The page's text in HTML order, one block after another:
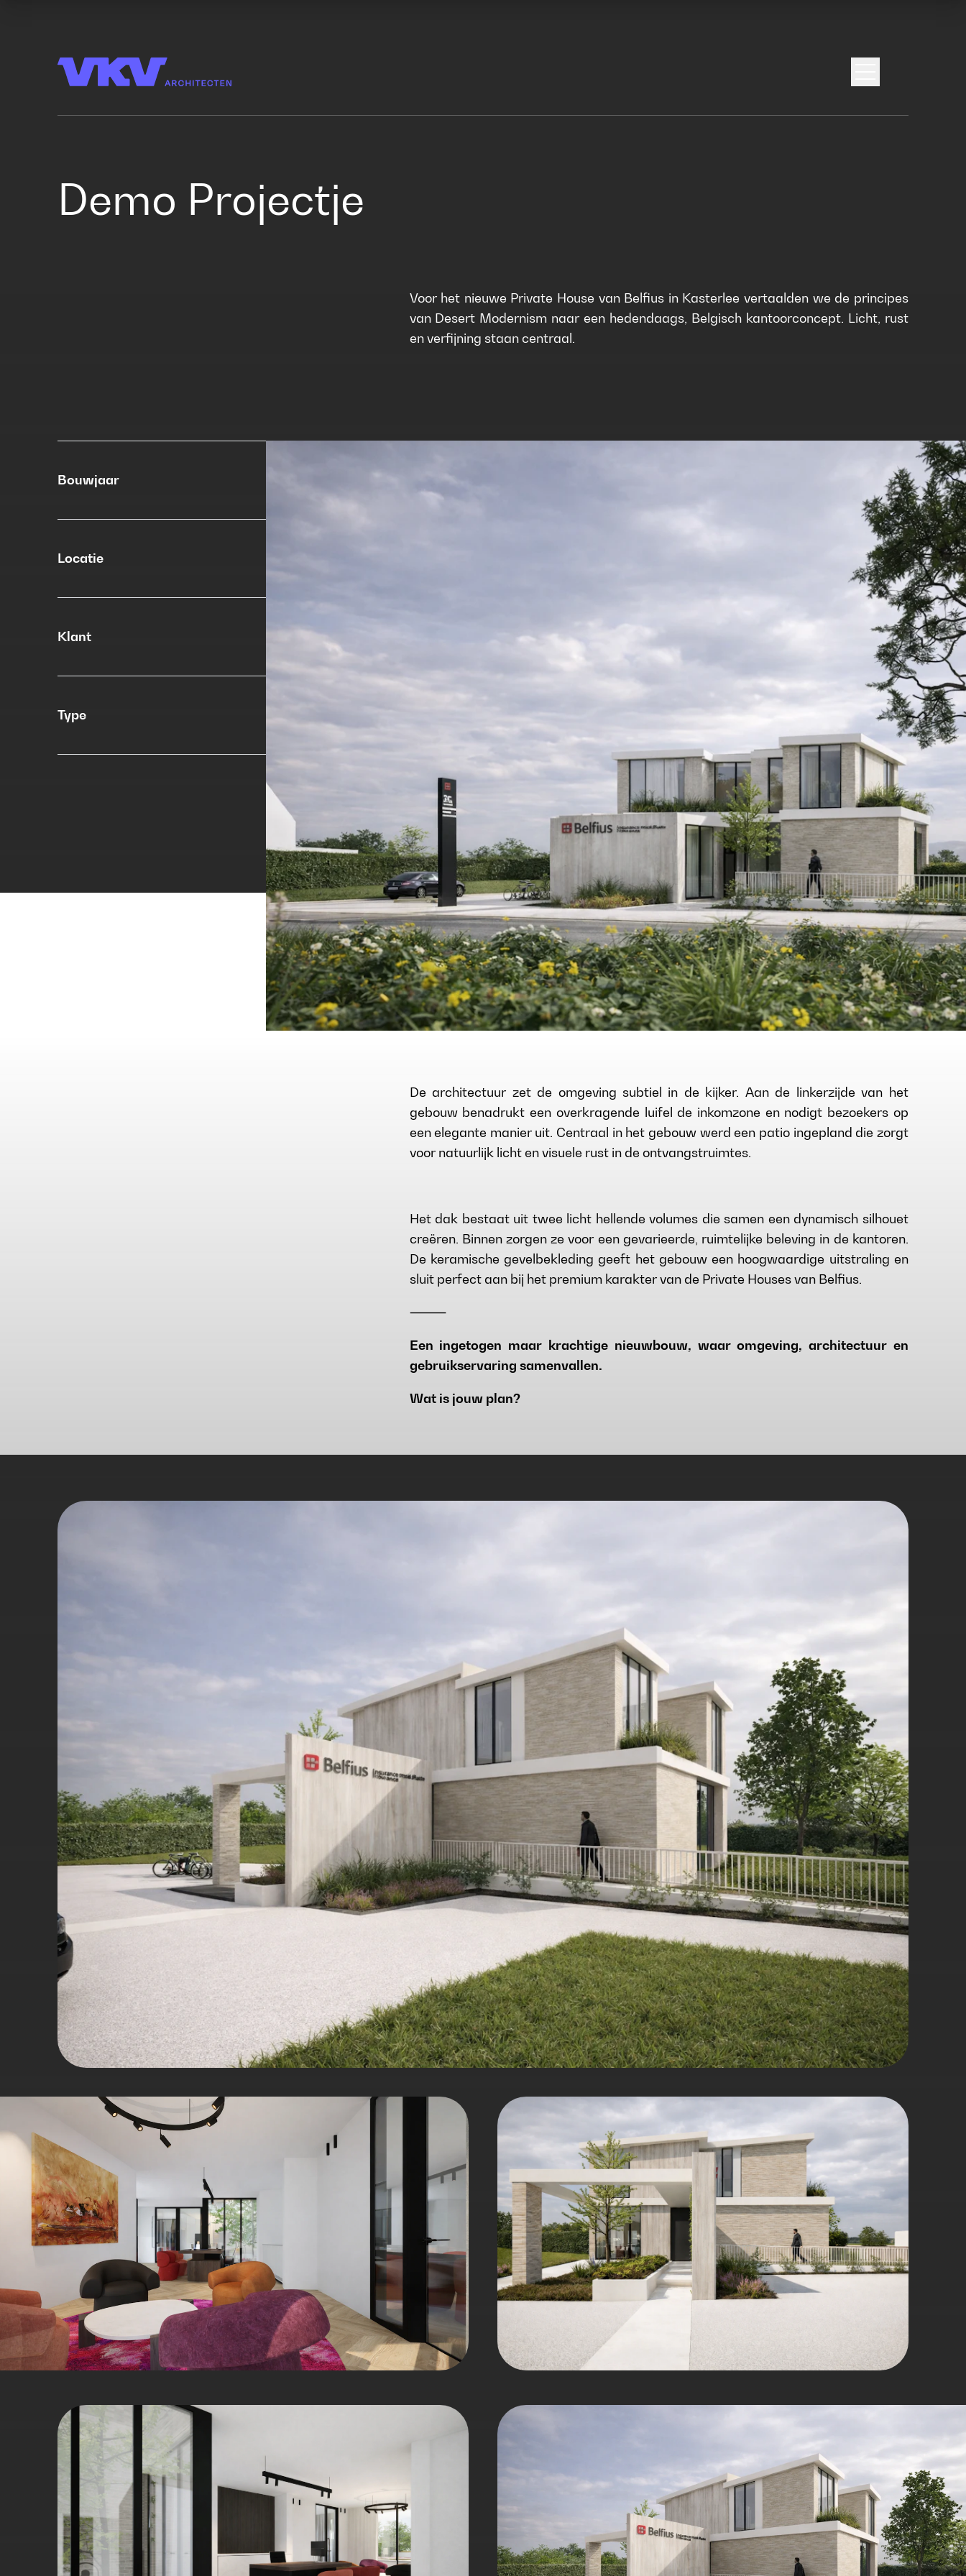
Demo Projectje
Voor het nieuwe Private House van Belfius in Kasterlee vertaalden we de principes
van Desert Modernism naar een hedendaags, Belgisch kantoorconcept. Licht, rust
en verfijning staan centraal.
Bouwjaar
Locatie
Klant
Type
De architectuur zet de omgeving subtiel in de kijker. Aan de linkerzijde van het
gebouw benadrukt een overkragende luifel de inkomzone en nodigt bezoekers op
een elegante manier uit. Centraal in het gebouw werd een patio ingepland die zorgt
voor natuurlijk licht en visuele rust in de ontvangstruimtes.
Het dak bestaat uit twee licht hellende volumes die samen een dynamisch silhouet
creëren. Binnen zorgen ze voor een gevarieerde, ruimtelijke beleving in de kantoren.
De keramische gevelbekleding geeft het gebouw een hoogwaardige uitstraling en
sluit perfect aan bij het premium karakter van de Private Houses van Belfius.
⸻
Een ingetogen maar krachtige nieuwbouw, waar omgeving, architectuur en
gebruikservaring samenvallen.
Wat is jouw plan?